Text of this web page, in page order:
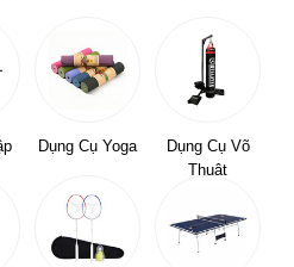
Dụng Cụ Yoga
Dụng Cụ Võ
Thuật